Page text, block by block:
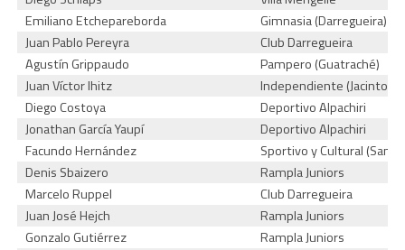
Emiliano Etchepareborda
Gimnasia (Darregueira)
Juan Pablo Pereyra
Club Darregueira
Agustín Grippaudo
Pampero (Guatraché)
Juan Víctor Ihitz
Independiente (Jacinto
Diego Costoya
Deportivo Alpachiri
Jonathan García Yaupí
Deportivo Alpachiri
Facundo Hernández
Sportivo y Cultural (San
Denis Sbaizero
Rampla Juniors
Marcelo Ruppel
Club Darregueira
Juan José Hejch
Rampla Juniors
Gonzalo Gutiérrez
Rampla Juniors